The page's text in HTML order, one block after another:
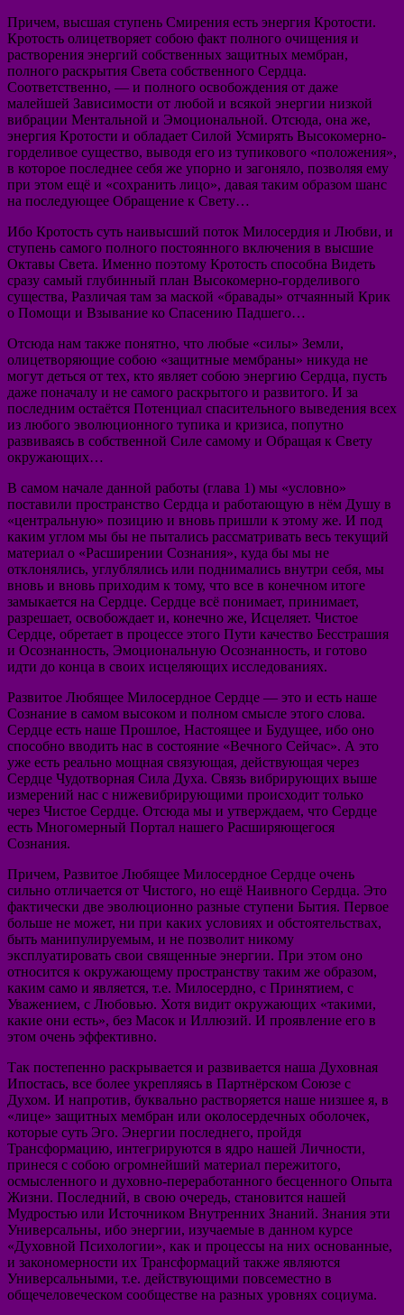
Причем, высшая ступень Смирения есть энергия Кротости.
Кротость олицетворяет собою факт полного очищения и
растворения энергий собственных защитных мембран,
полного раскрытия Света собственного Сердца.
Соответственно, — и полного освобождения от даже
малейшей Зависимости от любой и всякой энергии низкой
вибрации Ментальной и Эмоциональной. Отсюда, она же,
энергия Кротости и обладает Силой Усмирять Высокомерно-
горделивое существо, выводя его из тупикового «положения»,
в которое последнее себя же упорно и загоняло, позволяя ему
при этом ещё и «сохранить лицо», давая таким образом шанс
на последующее Обращение к Свету…
Ибо Кротость суть наивысший поток Милосердия и Любви, и
ступень самого полного постоянного включения в высшие
Октавы Света. Именно поэтому Кротость способна Видеть
сразу самый глубинный план Высокомерно-горделивого
существа, Различая там за маской «бравады» отчаянный Крик
о Помощи и Взывание ко Спасению Падшего…
Отсюда нам также понятно, что любые «силы» Земли,
олицетворяющие собою «защитные мембраны» никуда не
могут деться от тех, кто являет собою энергию Сердца, пусть
даже поначалу и не самого раскрытого и развитого. И за
последним остаётся Потенциал спасительного выведения всех
из любого эволюционного тупика и кризиса, попутно
развиваясь в собственной Силе самому и Обращая к Свету
окружающих…
В самом начале данной работы (глава 1) мы «условно»
поставили пространство Сердца и работающую в нём Душу в
«центральную» позицию и вновь пришли к этому же. И под
каким углом мы бы не пытались рассматривать весь текущий
материал о «Расширении Сознания», куда бы мы не
отклонялись, углублялись или поднимались внутри себя, мы
вновь и вновь приходим к тому, что все в конечном итоге
замыкается на Сердце. Сердце всё понимает, принимает,
разрешает, освобождает и, конечно же, Исцеляет. Чистое
Сердце, обретает в процессе этого Пути качество Бесстрашия
и Осознанность, Эмоциональную Осознанность, и готово
идти до конца в своих исцеляющих исследованиях.
Развитое Любящее Милосердное Сердце — это и есть наше
Сознание в самом высоком и полном смысле этого слова.
Сердце есть наше Прошлое, Настоящее и Будущее, ибо оно
способно вводить нас в состояние «Вечного Сейчас». А это
уже есть реально мощная связующая, действующая через
Сердце Чудотворная Сила Духа. Связь вибрирующих выше
измерений нас с нижевибрирующими происходит только
через Чистое Сердце. Отсюда мы и утверждаем, что Сердце
есть Многомерный Портал нашего Расширяющегося
Сознания.
Причем, Развитое Любящее Милосердное Сердце очень
сильно отличается от Чистого, но ещё Наивного Сердца. Это
фактически две эволюционно разные ступени Бытия. Первое
больше не может, ни при каких условиях и обстоятельствах,
быть манипулируемым, и не позволит никому
эксплуатировать свои священные энергии. При этом оно
относится к окружающему пространству таким же образом,
каким само и является, т.е. Милосердно, с Принятием, с
Уважением, с Любовью. Хотя видит окружающих «такими,
какие они есть», без Масок и Иллюзий. И проявление его в
этом очень эффективно.
Так постепенно раскрывается и развивается наша Духовная
Ипостась, все более укрепляясь в Партнёрском Союзе с
Духом. И напротив, буквально растворяется наше низшее я, в
«лице» защитных мембран или околосердечных оболочек,
которые суть Эго. Энергии последнего, пройдя
Трансформацию, интегрируются в ядро нашей Личности,
принеся с собою огромнейший материал пережитого,
осмысленного и духовно-переработанного бесценного Опыта
Жизни. Последний, в свою очередь, становится нашей
Мудростью или Источником Внутренних Знаний. Знания эти
Универсальны, ибо энергии, изучаемые в данном курсе
«Духовной Психологии», как и процессы на них основанные,
и закономерности их Трансформаций также являются
Универсальными, т.е. действующими повсеместно в
общечеловеческом сообществе на разных уровнях социума.